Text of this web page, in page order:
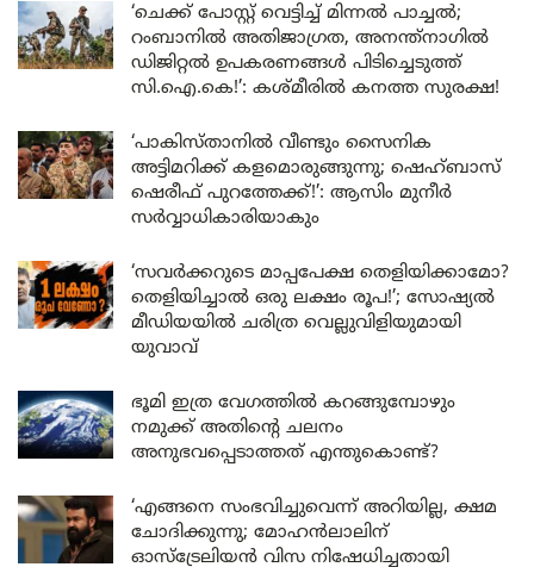
‘ചെക്ക് പോസ്റ്റ് വെട്ടിച്ച് മിന്നൽ പാച്ചൽ;
റംബാനിൽ അതിജാഗ്രത, അനന്ത്നാഗിൽ
ഡിജിറ്റൽ ഉപകരണങ്ങൾ പിടിച്ചെടുത്ത്
സി.ഐ.കെ!’: കശ്മീരിൽ കനത്ത സുരക്ഷ!
‘പാകിസ്താനിൽ വീണ്ടും സൈനിക
അട്ടിമറിക്ക് കളമൊരുങ്ങുന്നു; ഷെഹ്ബാസ്
ഷെരീഫ് പുറത്തേക്ക്!’: ആസിം മുനീർ
സർവ്വാധികാരിയാകും
‘സവർക്കറുടെ മാപ്പപേക്ഷ തെളിയിക്കാമോ?
തെളിയിച്ചാൽ ഒരു ലക്ഷം രൂപ!’; സോഷ്യൽ
മീഡിയയിൽ ചരിത്ര വെല്ലുവിളിയുമായി
യുവാവ്
ഭൂമി ഇത്ര വേഗത്തിൽ കറങ്ങുമ്പോഴും
നമുക്ക് അതിന്റെ ചലനം
അനുഭവപ്പെടാത്തത് എന്തുകൊണ്ട്?
‘എങ്ങനെ സംഭവിച്ചുവെന്ന് അറിയില്ല, ക്ഷമ
ചോദിക്കുന്നു; മോഹൻലാലിന്
ഓസ്ട്രേലിയൻ വിസ നിഷേധിച്ചതായി